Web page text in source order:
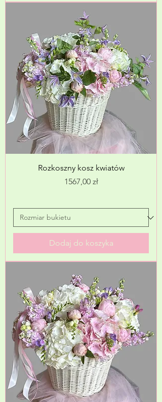
Rozkoszny kosz kwiatów
Cena
1567,00 zł
Dodaj do koszyka